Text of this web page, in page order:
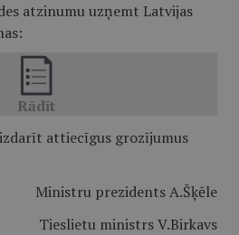
atzinumu uzņemt Latvijas
attiecīgus grozījumus
Ministru prezidents A.Šķēle
Tieslietu ministrs V.Birkavs